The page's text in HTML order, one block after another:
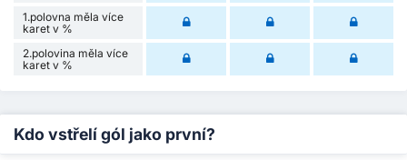
1.polovna měla více
karet v %
2.polovina měla více
karet v %
Kdo vstřelí gól jako první?